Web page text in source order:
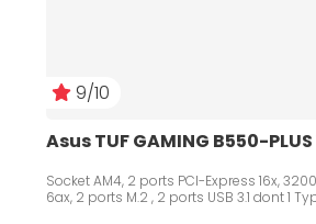
9/10
Asus TUF GAMING B550-
Socket AM4, 2 ports PCI-Express 16x,
6ax, 2 ports M.2 , 2 ports USB 3.1 dont 1